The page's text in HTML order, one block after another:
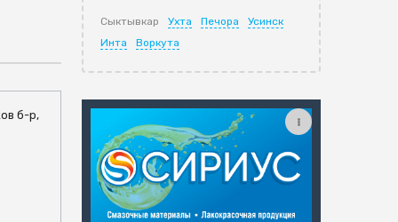
б-р,
Сыктывкар Ухта Печора
Усинск
Инта
Воркута